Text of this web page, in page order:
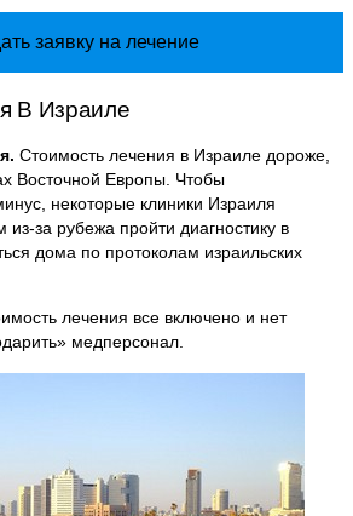
заявку на лечение
В Израиле
Стоимость лечения в Израиле дороже,
Восточной Европы. Чтобы
некоторые клиники Израиля
за рубежа пройти диагностику в
дома по протоколам израильских
лечения все включено и нет
медперсонал.